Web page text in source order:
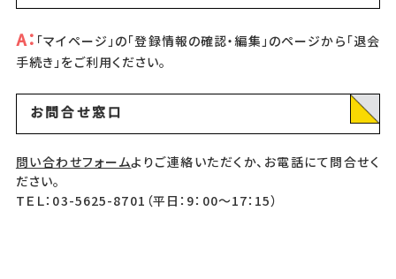
A： 「マイページ」の「登録情報の確認・編集」のページから「退会
手続き」をご利用ください。
お問合せ窓口
問い合わせフォームよりご連絡いただくか、お電話にて問合せく
ださい。
TＥＬ：03-5625-8701（平日：9：00～17：15）